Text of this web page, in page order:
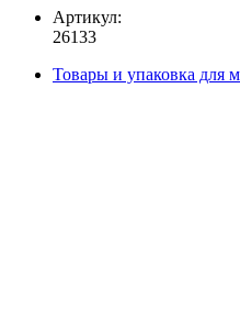
Артикул:
26133
Товары и упаковка для